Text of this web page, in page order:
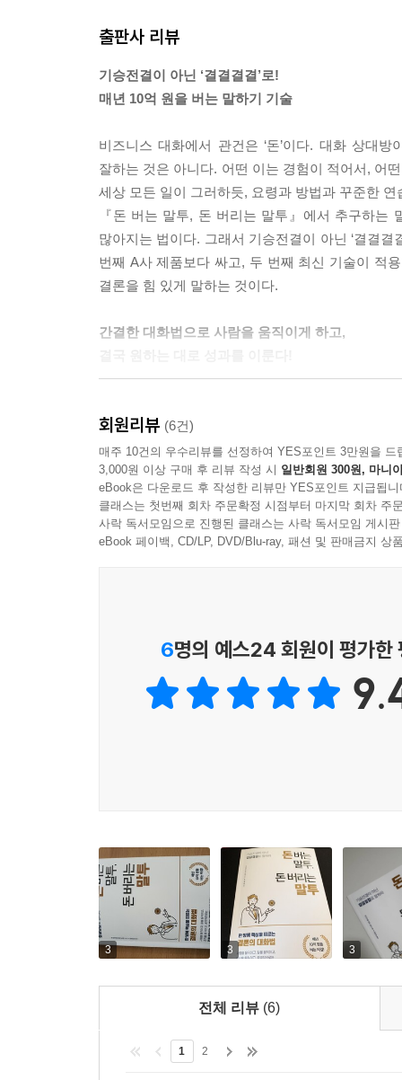
않은 4명 혹은 5명이 가장 알맞다. 그 정도가 한 가
--- 「3장」 중에서
돈 잘 버는 사람은 단 한마디로 상대방의 집중력
관심을 끌어모으는 한마디’를 던지는 것이다. 상
말하는 이의 생각이 전혀 다를 때 효과가 크다
--- 「4장」 중에서
거래처와의 거리를 좁히기 위한 가장 좋은 대화
면 상대방이 일에서 무엇을 중요하게 생각하는지
출판사 리뷰
기승전결이 아닌 ‘결결결결’로!
매년 10억 원을 버는 말하기 기술
비즈니스 대화에서 관건은 ‘돈’이다. 대화 상대
잘하는 것은 아니다. 어떤 이는 경험이 적어서, 어
세상 모든 일이 그러하듯, 요령과 방법과 꾸준한
『돈 버는 말투, 돈 버리는 말투』에서 추구하는
많아지는 법이다. 그래서 기승전결이 아닌 ‘결결
번째 A사 제품보다 싸고, 두 번째 최신 기술이 적
결론을 힘 있게 말하는 것이다.
간결한 대화법으로 사람을 움직이게 하고,
하려면, “NO”가 아닌 “YES”를 말하게 해야 한
긍정의 답이 아니라도 비슷하게 긍정을 하게끔
B안이라는 상반된 안을 제시하는 것이 아닌, A안
이 책에서 제시하는 ‘돈 잘 버는 사람’ 대화법의
납득시키는 것이다. 저자는 1장에서 돈 잘 버는
상황의 확장판인 회의에서는 어떻게 말하고 이
회원리뷰 (6건)
매주 10건의 우수리뷰를 선정하여 YES포인트 3만원을 드
3,000원 이상 구매 후 리뷰 작성 시 일반회원 300원, 마니
eBook은 다운로드 후 작성한 리뷰만 YES포인트 지급됩니
클래스는 첫번째 회차 주문확정 시점부터 마지막 회차 주
사락 독서모임으로 진행된 클래스는 사락 독서모임 게시
eBook 페이백, CD/LP, DVD/Blu-ray, 패션 및 판매금지 상
6명의 예스24 회원이 평가한
3 3 3
전체 리뷰 (6)
1 2